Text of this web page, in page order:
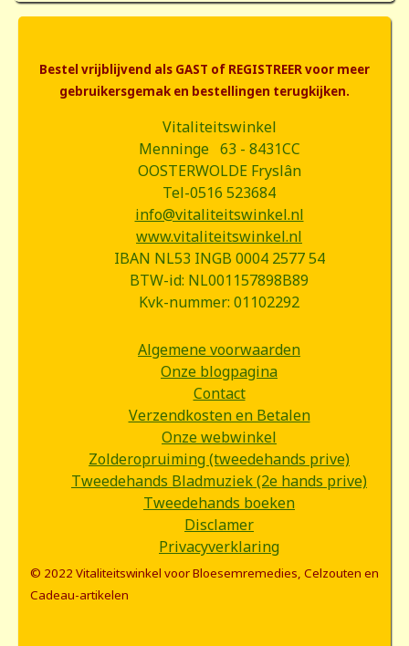
Bestel vrijblijvend als GAST of REGISTREER voor meer
gebruikersgemak en bestellingen terugkijken.
Vitaliteitswinkel
Menninge 63 - 8431CC
OOSTERWOLDE Fryslân
Tel-0516 523684
info@vitaliteitswinkel.nl
www.vitaliteitswinkel.nl
IBAN NL53 INGB 0004 2577 54
BTW-id: NL001157898B89
Kvk-nummer: 01102292
Algemene voorwaarden
Onze blogpagina
Contact
Verzendkosten en Betalen
Onze webwinkel
Zolderopruiming (tweedehands prive)
Tweedehands Bladmuziek (2e hands prive)
Tweedehands boeken
Disclamer
Privacyverklaring
© 2022 Vitaliteitswinkel voor Bloesemremedies, Celzouten en
Cadeau-artikelen